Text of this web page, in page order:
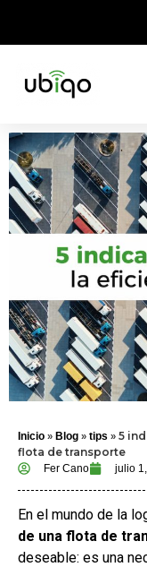
Inicio » Blog » tips » 5
flota de transporte
Fer Cano julio
En el mundo de la
de una flota de
deseable: es una